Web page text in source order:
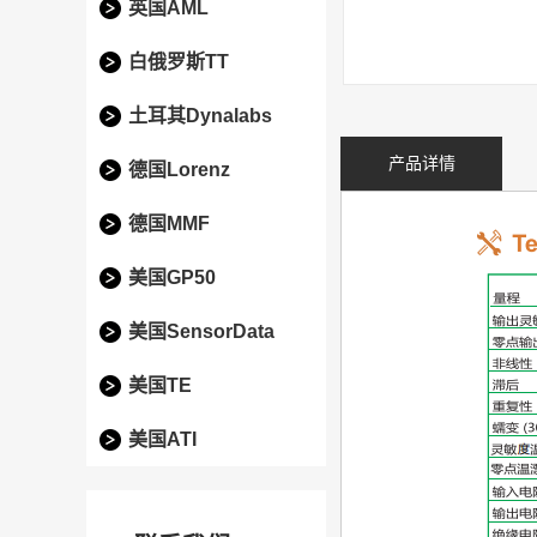
英国AML
白俄罗斯TT
土耳其Dynalabs
德国Lorenz
德国MMF
美国GP50
美国SensorData
美国TE
美国ATI
产品详情